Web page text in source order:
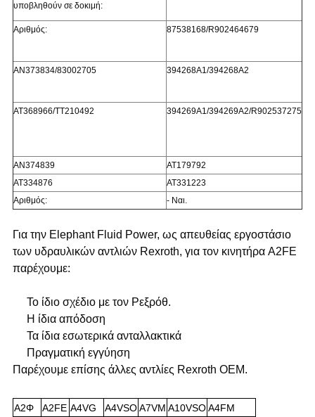
υποβληθούν σε δοκιμή:
Αριθμός: 87538168/R902464679
ΑΝ373834/83002705 394268Α1/394268Α2
ΑΤ368966/TT210492 394269A1/394269A2/R902537275
ΑΝ374839
ΑΤ179792
ΑΤ334876
ΑΤ331223
Αριθμός:
- Ναι.
Για την Elephant Fluid Power, ως απευθείας εργοστάσιο
των υδραυλικών αντλιών Rexroth, για τον κινητήρα A2FE
παρέχουμε:
Το ίδιο σχέδιο με τον Ρεξρόθ.
Η ίδια απόδοση
Τα ίδια εσωτερικά ανταλλακτικά
Πραγματική εγγύηση
Παρέχουμε επίσης άλλες αντλίες Rexroth OEM.
Α2Φ Α2FE A4VG Α4VSOΑ7VM Α10VSOΑ4FM